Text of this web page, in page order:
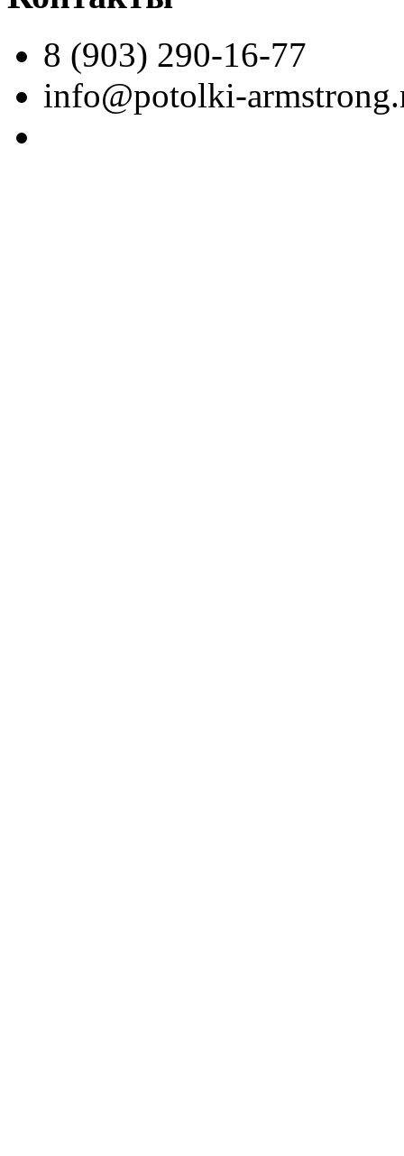
8 (903) 290-16-77
info@potolki-